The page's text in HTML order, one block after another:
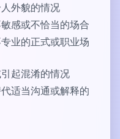
外貌的情况
感或不恰当的场合
业的正式或职业场
起混淆的情况
适当沟通或解释的